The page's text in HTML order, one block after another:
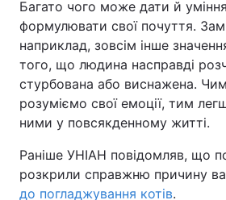
Багато чого може дати й
формулювати свої почуття.
наприклад, зовсім інше
того, що людина насправді
стурбована або виснажена.
розуміємо свої емоції, тим
ними у повсякденному житті.
Раніше УНІАН повідомляв, що
розкрили справжню причину
до погладжування котів.